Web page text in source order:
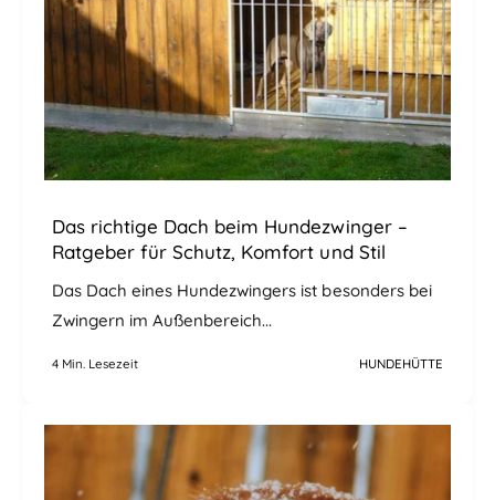
Das richtige Dach beim Hundezwinger –
Ratgeber für Schutz, Komfort und Stil
Das Dach eines Hundezwingers ist besonders bei
Zwingern im Außenbereich...
4 Min. Lesezeit HUNDEHÜTTE